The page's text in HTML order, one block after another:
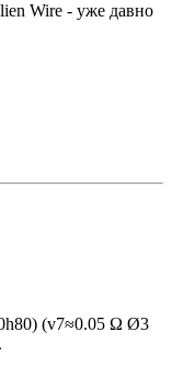
Wire - уже давно
(v7≈0.05 Ω Ø3